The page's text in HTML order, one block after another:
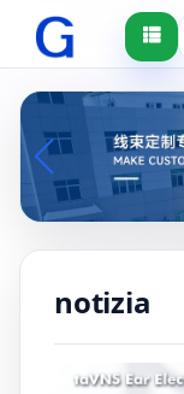
notizia